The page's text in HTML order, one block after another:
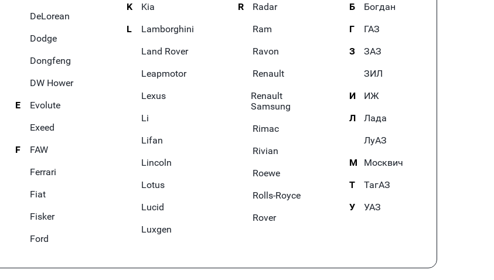
DeLorean
Dodge
Dongfeng
DW Hower
E
Evolute
Exeed
F
FAW
Ferrari
Fiat
Fisker
Ford
K
Kia
L
Lamborghini
Land Rover
Leapmotor
Lexus
Li
Lifan
Lincoln
Lotus
Lucid
Luxgen
R
Radar
Ram
Ravon
Renault
Renault
Samsung
Rimac
Rivian
Roewe
Rolls-Royce
Rover
Б
Богдан
Г
ГАЗ
З
ЗАЗ
ЗИЛ
И
ИЖ
Л
Лада
ЛуАЗ
М
Москвич
Т
ТагАЗ
У
УАЗ